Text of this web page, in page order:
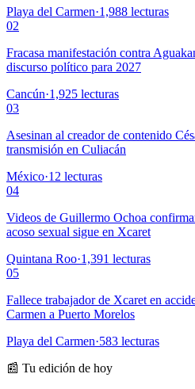
Playa del Carmen·1,988 lecturas
02
Fracasa manifestación contra
discurso político para 2027
Cancún·1,925 lecturas
03
Asesinan al creador de contenido
transmisión en Culiacán
México·12 lecturas
04
Videos de Guillermo Ochoa
acoso sexual sigue en Xcaret
Quintana Roo·1,391 lecturas
05
Fallece trabajador de Xcaret en
Carmen a Puerto Morelos
Playa del Carmen·583 lecturas
📰 Tu edición de hoy